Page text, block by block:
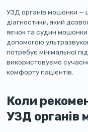
УЗД органів мошонки —
діагностики, який
яєчок та судин
допомогою
потребує мінімальної
використовуємо
комфорту пацієнтів.
Коли
УЗД органів